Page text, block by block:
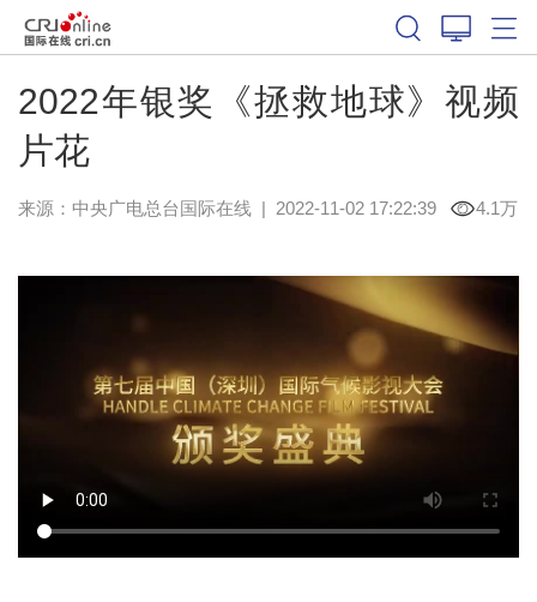
2022年银奖《拯救地球》视频
片花
来源：中央广电总台国际在线| 2022-11-02 17:22:39 4.1万